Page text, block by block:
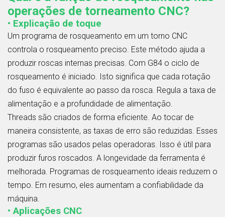
operações de torneamento CNC?
• Explicação de toque
Um programa de rosqueamento em um torno CNC
controla o rosqueamento preciso. Este método ajuda a
produzir roscas internas precisas. Com G84 o ciclo de
rosqueamento é iniciado. Isto significa que cada rotação
do fuso é equivalente ao passo da rosca. Regula a taxa de
alimentação e a profundidade de alimentação.
Threads são criados de forma eficiente. Ao tocar de
maneira consistente, as taxas de erro são reduzidas. Esses
programas são usados pelas operadoras. Isso é útil para
produzir furos roscados. A longevidade da ferramenta é
melhorada. Programas de rosqueamento ideais reduzem o
tempo. Em resumo, eles aumentam a confiabilidade da
máquina.
• Aplicações CNC